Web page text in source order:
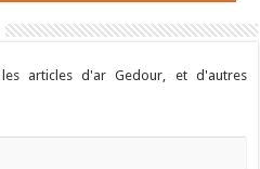
articles d'ar Gedour, et d'autres